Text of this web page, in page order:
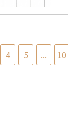
4 5 ... 10